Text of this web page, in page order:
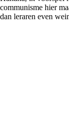
communisme hier
dan leraren even